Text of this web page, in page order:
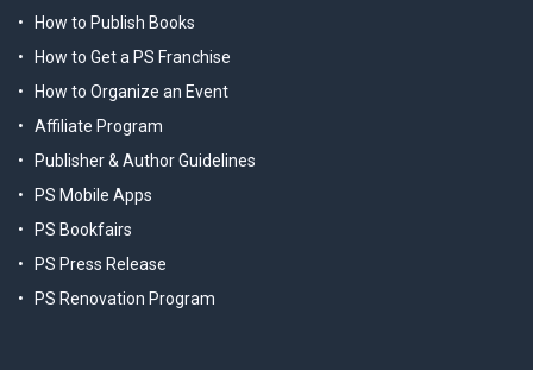
How to Publish Books
How to Get a PS Franchise
How to Organize an Event
Affiliate Program
Publisher & Author Guidelines
PS Mobile Apps
PS Bookfairs
PS Press Release
PS Renovation Program